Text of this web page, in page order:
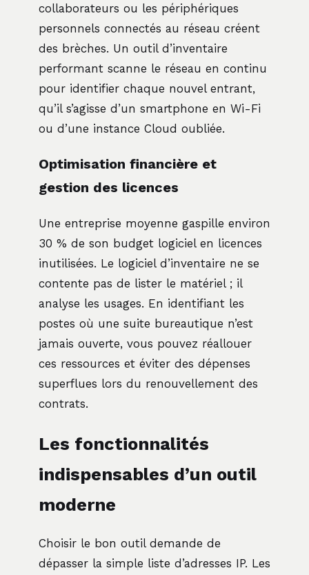
collaborateurs ou les périphériques
personnels connectés au réseau créent
des brèches. Un outil d’inventaire
performant scanne le réseau en continu
pour identifier chaque nouvel entrant,
qu’il s’agisse d’un smartphone en Wi-Fi
ou d’une instance Cloud oubliée.
Optimisation financière et
gestion des licences
Une entreprise moyenne gaspille environ
30 % de son budget logiciel en licences
inutilisées. Le logiciel d’inventaire ne se
contente pas de lister le matériel ; il
analyse les usages. En identifiant les
postes où une suite bureautique n’est
jamais ouverte, vous pouvez réallouer
ces ressources et éviter des dépenses
superflues lors du renouvellement des
contrats.
Les fonctionnalités
indispensables d’un outil
moderne
Choisir le bon outil demande de
dépasser la simple liste d’adresses IP. Les